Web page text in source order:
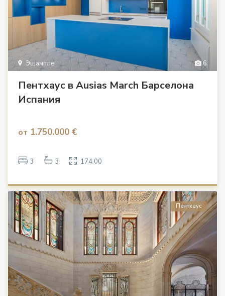
6
Эшампле
Пентхаус в Ausias March Барселона
Испания
от 1.750.000 €
3 3 174.00
Пентхаус